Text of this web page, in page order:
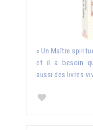
« Un Maître
et il a besoin
aussi des livres